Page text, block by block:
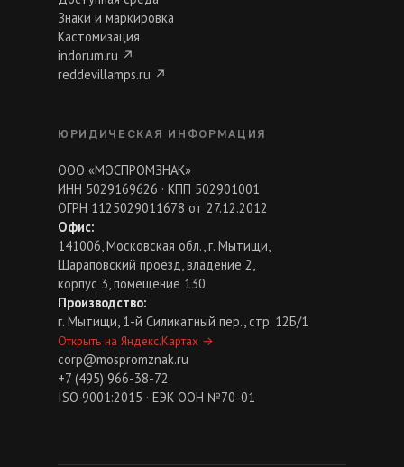
Знаки и маркировка
Кастомизация
indorum.ru ↗
reddevillamps.ru ↗
ЮРИДИЧЕСКАЯ ИНФОРМАЦИЯ
ООО «МОСПРОМЗНАК»
ИНН 5029169626 · КПП 502901001
ОГРН 1125029011678 от 27.12.2012
Офис:
141006, Московская обл., г. Мытищи,
Шараповский проезд, владение 2,
корпус 3, помещение 130
Производство:
г. Мытищи, 1-й Силикатный пер., стр. 12Б/1
Открыть на Яндекс.Картах →
corp@mospromznak.ru
+7 (495) 966-38-72
ISO 9001:2015 · ЕЭК ООН №70-01